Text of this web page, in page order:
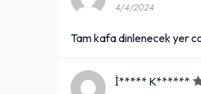
4/4/2024
Tam kafa dinlenecek yer
İ***** K******